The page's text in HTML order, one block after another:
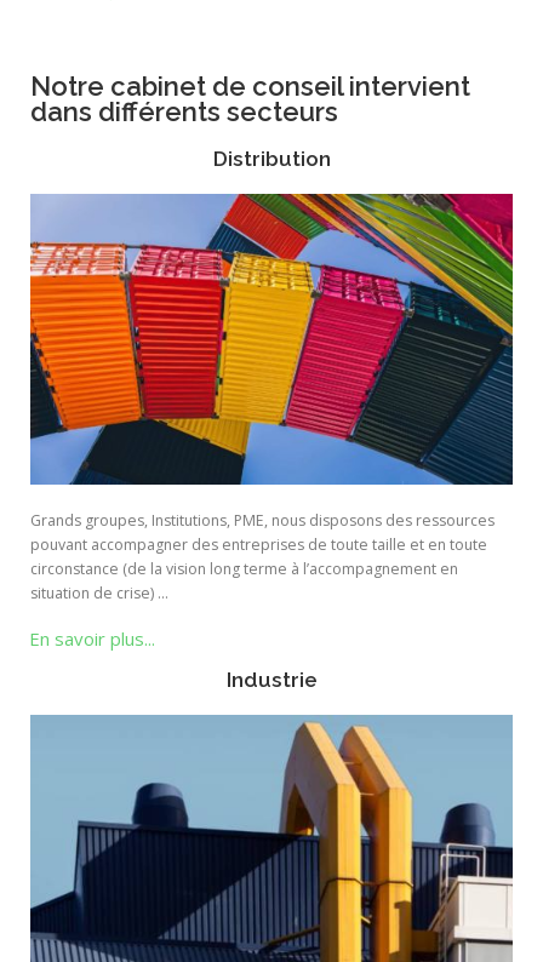
Notre cabinet de conseil intervient
dans différents secteurs
Distribution
Grands groupes, Institutions, PME, nous disposons des ressources
pouvant accompagner des entreprises de toute taille et en toute
circonstance (de la vision long terme à l’accompagnement en
situation de crise) …
En savoir plus...
Industrie